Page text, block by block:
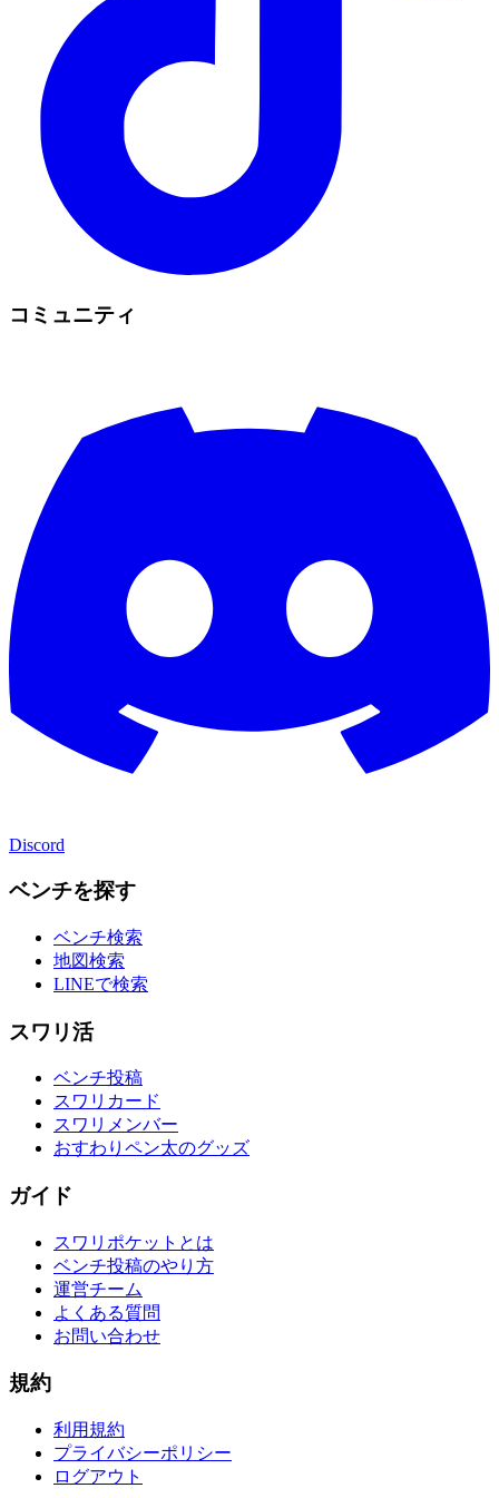
コミュニティ
Discord
ベンチを探す
ベンチ検索
地図検索
LINEで検索
スワリ活
ベンチ投稿
スワリカード
スワリメンバー
おすわりペン太のグッズ
ガイド
スワリポケットとは
ベンチ投稿のやり方
運営チーム
よくある質問
お問い合わせ
規約
利用規約
プライバシーポリシー
ログアウト